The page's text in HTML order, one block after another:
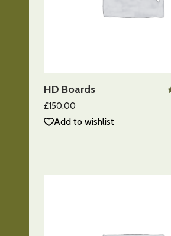
QUICK VIEW
HD Boards
£150.00
Add to wishlist